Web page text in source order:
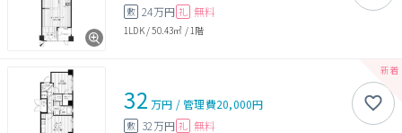
敷 24万円 礼 無料
1LDK/50.43㎡ / 1階
32 万円 /管理費20,000円
敷 32万円 礼 無料